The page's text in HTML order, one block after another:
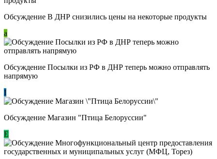
Обсуждение В ДНР снизились цены на некоторые продукты
a
Обсуждение Посылки из РФ в ДНР теперь можно отправлять
напрямую
I
Обсуждение Магазин "Птица Белоруссии"
Е